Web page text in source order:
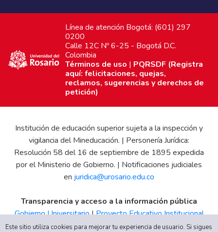
Línea de atención Bogotá: (601) 297
0200
Calle 12C Nº 6-25 - Bogotá D.C.
Colombia
Términos de uso | PQRSDF (Registra
aquí: felicitaciones, quejas,
reclamos, sugerencias y derechos de
petición)
Institución de educación superior sujeta a la inspección y
vigilancia del Mineducación. | Personería Jurídica:
Resolución 58 del 16 de septiembre de 1895 expedida
por el Ministerio de Gobierno. | Notificaciones judiciales
en juridica@urosario.edu.co
Transparencia y acceso a la información pública
Gobierno Universitario|Proyecto Educativo Institucional
|Informe de Gestión|Boletín Estadístico|Régimen
Este sitio utiliza cookies para mejorar tu experiencia de usuario. Si sigues